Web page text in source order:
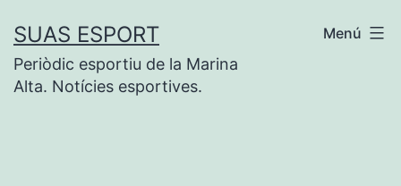
contenido
SUAS ESPORT
Periòdic esportiu de la Marina
Alta. Notícies esportives.
Menú